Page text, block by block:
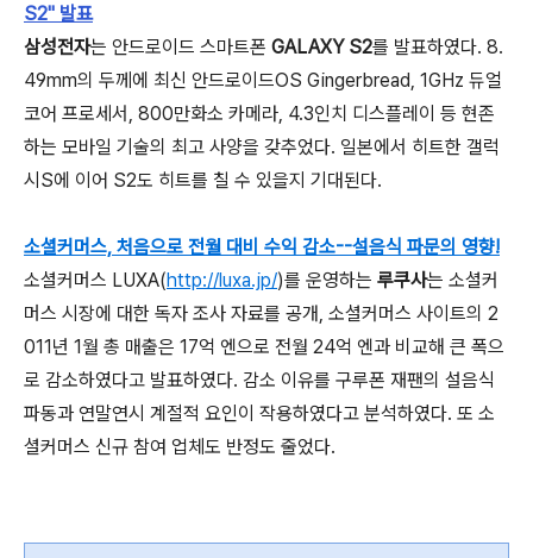
S2" 발표
삼성전자는 안드로이드 스마트폰 GALAXY S2를 발표하였다. 8.
49mm의 두께에 최신 안드로이드OS Gingerbread, 1GHz 듀얼
코어 프로세서, 800만화소 카메라, 4.3인치 디스플레이 등 현존
하는 모바일 기술의 최고 사양을 갖추었다. 일본에서 히트한 갤럭
시S에 이어 S2도 히트를 칠 수 있을지 기대된다.
소셜커머스, 처음으로 전월 대비 수익 감소--설음식 파문의 영향!
소셜커머스 LUXA(http://luxa.jp/)를 운영하는 루쿠사는 소셜커
머스 시장에 대한 독자 조사 자료를 공개, 소셜커머스 사이트의 2
011년 1월 총 매출은 17억 엔으로 전월 24억 엔과 비교해 큰 폭으
로 감소하였다고 발표하였다. 감소 이유를 구루폰 재팬의 설음식
파동과 연말연시 계절적 요인이 작용하였다고 분석하였다. 또 소
셜커머스 신규 참여 업체도 반정도 줄었다.